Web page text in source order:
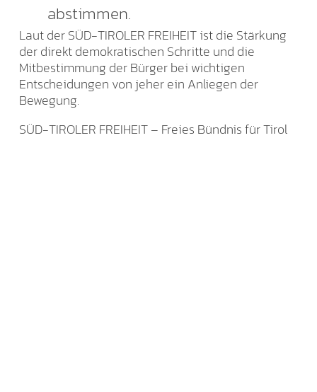
abstimmen.
Laut der SÜD-TIROLER FREIHEIT ist die Stärkung
der direkt demokratischen Schritte und die
Mitbestimmung der Bürger bei wichtigen
Entscheidungen von jeher ein Anliegen der
Bewegung.
SÜD-TIROLER FREIHEIT – Freies Bündnis für Tirol